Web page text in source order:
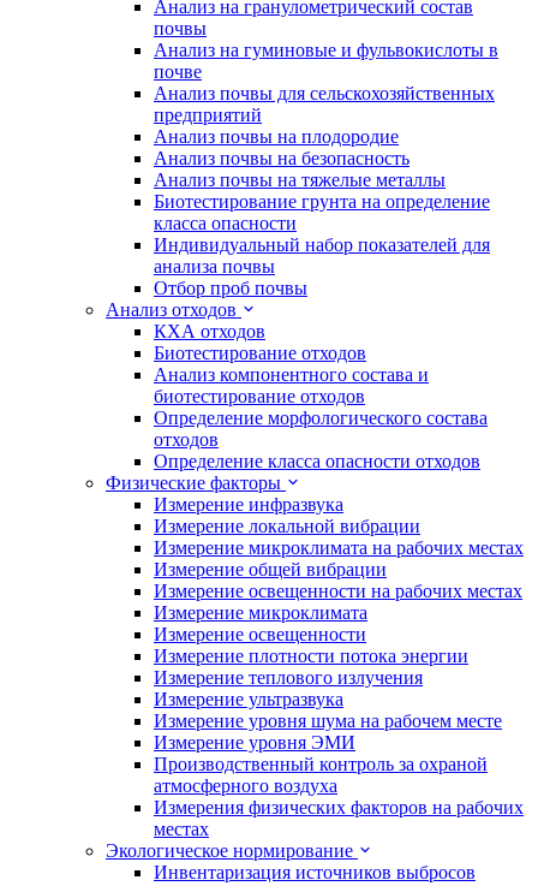
Анализ на гранулометрический состав
почвы
Анализ на гуминовые и фульвокислоты в
почве
Анализ почвы для сельскохозяйственных
предприятий
Анализ почвы на плодородие
Анализ почвы на безопасность
Анализ почвы на тяжелые металлы
Биотестирование грунта на определение
класса опасности
Индивидуальный набор показателей для
анализа почвы
Отбор проб почвы
Анализ отходов
КХА отходов
Биотестирование отходов
Анализ компонентного состава и
биотестирование отходов
Определение морфологического состава
отходов
Определение класса опасности отходов
Физические факторы
Измерение инфразвука
Измерение локальной вибрации
Измерение микроклимата на рабочих местах
Измерение общей вибрации
Измерение освещенности на рабочих местах
Измерение микроклимата
Измерение освещенности
Измерение плотности потока энергии
Измерение теплового излучения
Измерение ультразвука
Измерение уровня шума на рабочем месте
Измерение уровня ЭМИ
Производственный контроль за охраной
атмосферного воздуха
Измерения физических факторов на рабочих
местах
Экологическое нормирование
Инвентаризация источников выбросов